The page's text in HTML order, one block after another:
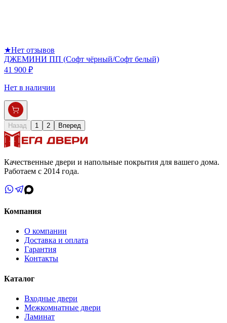
★Нет отзывов
ДЖЕМИНИ ПП (Софт чёрный/Софт белый)
41 900 ₽
Нет в наличии
Назад 1 2 Вперед
Качественные двери и напольные покрытия для вашего дома.
Работаем с 2014 года.
Компания
О компании
Доставка и оплата
Гарантия
Контакты
Каталог
Входные двери
Межкомнатные двери
Ламинат